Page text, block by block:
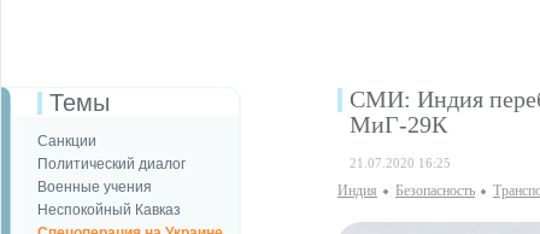
Темы
Санкции
Политический диалог
Военные учения
Неспокойный Кавказ
СМИ: Индия
МиГ-29К
21.07.2020 16:25
Индия Безопаcность